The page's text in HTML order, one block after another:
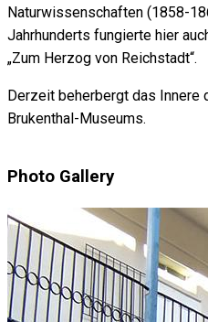
Naturwissenschaften (1858-
Jahrhunderts fungierte hier
„Zum Herzog von Reichstadt“.
Derzeit beherbergt das Innere
Brukenthal-Museums.
Photo Gallery